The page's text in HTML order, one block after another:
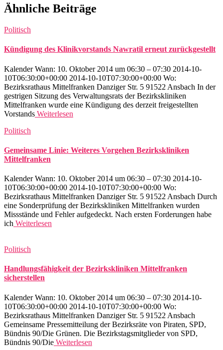
Ähnliche Beiträge
Politisch
Kündigung des Klinikvorstands Nawratil erneut zurückgestellt
Kalender Wann: 10. Oktober 2014 um 06:30 – 07:30 2014-10-
10T06:30:00+00:00 2014-10-10T07:30:00+00:00 Wo:
Bezirksrathaus Mittelfranken Danziger Str. 5 91522 Ansbach In der
gestrigen Sitzung des Verwaltungsrats der Bezirkskliniken
Mittelfranken wurde eine Kündigung des derzeit freigestellten
Vorstands Weiterlesen
Politisch
Gemeinsame Linie: Weiteres Vorgehen Bezirkskliniken
Mittelfranken
Kalender Wann: 10. Oktober 2014 um 06:30 – 07:30 2014-10-
10T06:30:00+00:00 2014-10-10T07:30:00+00:00 Wo:
Bezirksrathaus Mittelfranken Danziger Str. 5 91522 Ansbach Durch
eine Sonderprüfung der Bezirkskliniken Mittelfranken wurden
Missstände und Fehler aufgedeckt. Nach ersten Forderungen habe
ich Weiterlesen
Politisch
Handlungsfähigkeit der Bezirkskliniken Mittelfranken
sicherstellen
Kalender Wann: 10. Oktober 2014 um 06:30 – 07:30 2014-10-
10T06:30:00+00:00 2014-10-10T07:30:00+00:00 Wo:
Bezirksrathaus Mittelfranken Danziger Str. 5 91522 Ansbach
Gemeinsame Pressemitteilung der Bezirksräte von Piraten, SPD,
Bündnis 90/Die Grünen. Die Bezirkstagsmitglieder von SPD,
Bündnis 90/Die Weiterlesen